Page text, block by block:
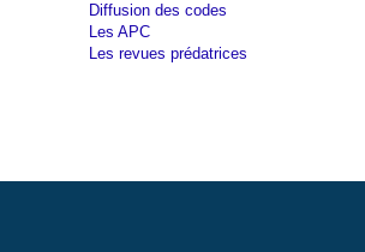
Diffusion des codes
Les APC
Les revues prédatrices